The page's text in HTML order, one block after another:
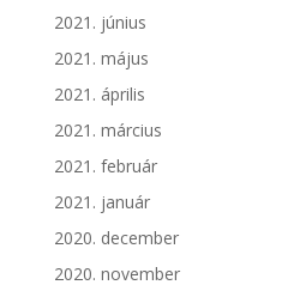
2021. június
2021. május
2021. április
2021. március
2021. február
2021. január
2020. december
2020. november